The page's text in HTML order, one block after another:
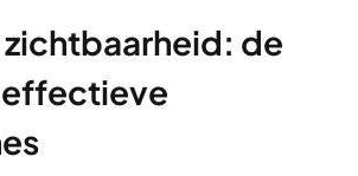
de
effectieve